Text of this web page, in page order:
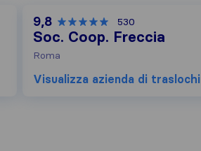
9,8 530
Soc. Coop. Freccia
Roma
Visualizza azienda di traslochi